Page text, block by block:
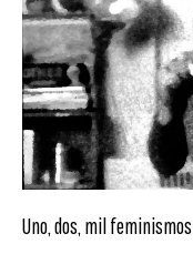
Uno, dos, mil feminismos